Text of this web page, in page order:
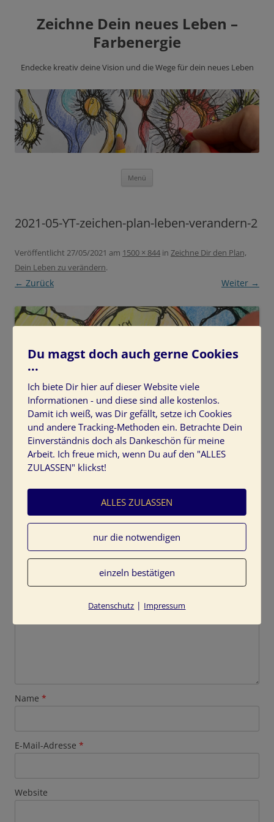
Zeichne Dein neues Leben –
Farbenergie
Endecke kreativ deine Vision und die Wege für dein neues Leben
Menü
2021-05-YT-zeichen-plan-leben-verandern-2
Veröffentlicht 27/05/2021 am 1500 × 844 in Zeichne Dir den Plan,
Dein Leben zu verändern.
← Zurück Weiter →
Schreibe einen Kommentar
Deine E-Mail-Adresse wird nicht veröffentlicht.
Erforderliche Felder sind mit
markiert
Name *
E-Mail-Adresse *
Website
Du magst doch auch gerne Cookies
...
Ich biete Dir hier auf dieser Website viele
Informationen - und diese sind alle kostenlos.
Damit ich weiß, was Dir gefällt, setze ich Cookies
und andere Tracking-Methoden ein. Betrachte Dein
Einverständnis doch als Dankeschön für meine
Arbeit. Ich freue mich, wenn Du auf den "ALLES
ZULASSEN" klickst!
ALLES ZULASSEN
nur die notwendigen
einzeln bestätigen
Datenschutz | Impressum